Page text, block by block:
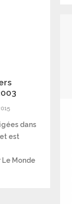
dans
est
Monde